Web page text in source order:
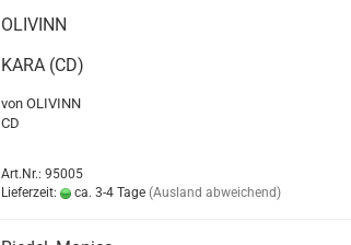
OLIVINN
KARA (CD)
von OLIVINN
CD
Art.Nr.: 95005
Lieferzeit:
ca. 3-4 Tage (Ausland abweichend)